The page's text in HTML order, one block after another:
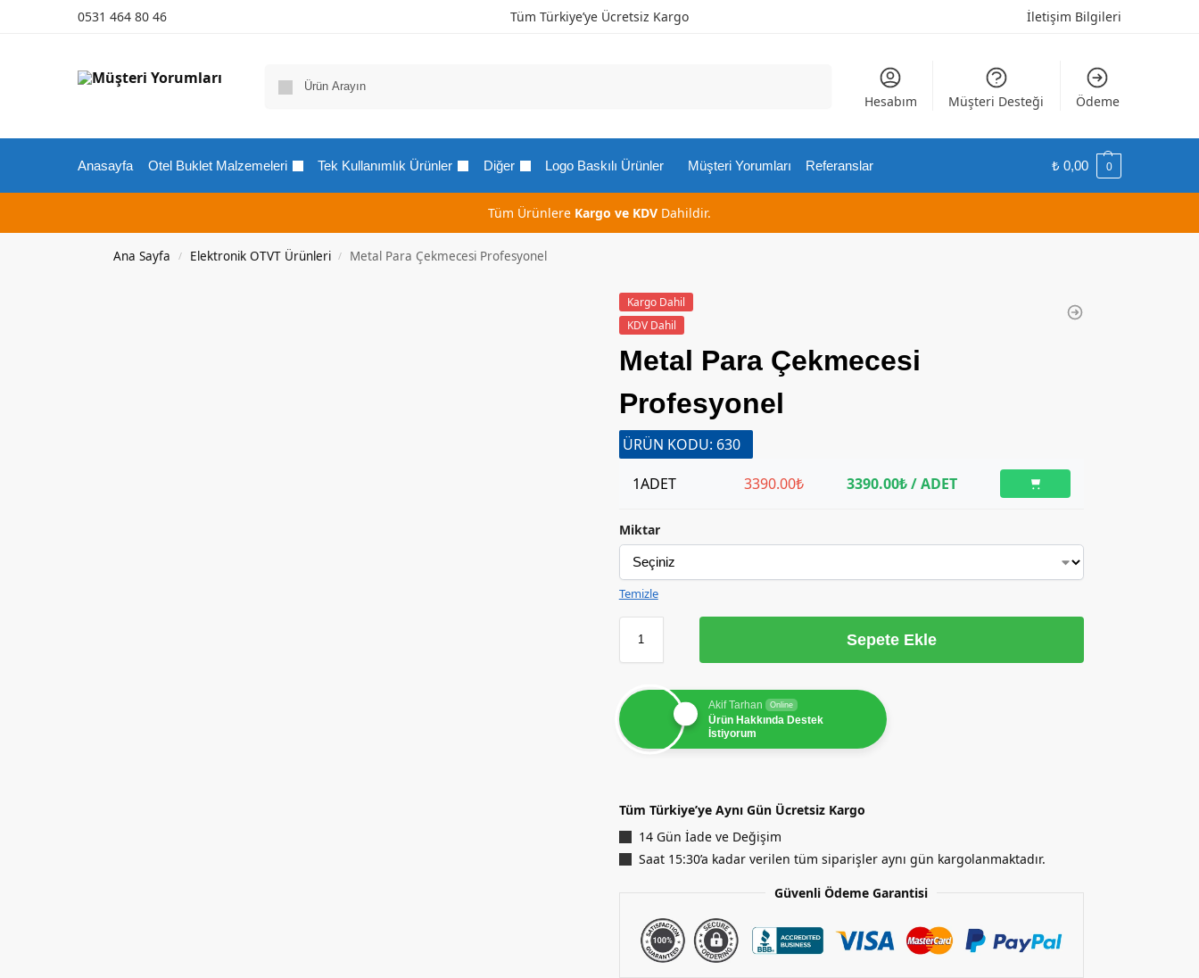
0531 464 80 46 Tüm Türkiye’ye Ücretsiz Kargo İletişim Bilgileri
Hesabım Müşteri Desteği Ödeme
Anasayfa Otel Buklet Malzemeleri Tek Kullanımlık Ürünler Diğer Logo Baskılı Ürünler Müşteri Yorumları Referanslar ₺ 0,00 0
Tüm Ürünlere Kargo ve KDV Dahildir.
Ana Sayfa / Elektronik OTVT Ürünleri / Metal Para Çekmecesi Profesyonel
Kargo Dahil
KDV Dahil
Metal Para Çekmecesi
Profesyonel
ÜRÜN KODU: 630
1ADET 3390.00₺ 3390.00₺/ ADET
Miktar
Temizle
Sepete Ekle
Akif Tarhan Online
Ürün Hakkında Destek
İstiyorum
Tüm Türkiye’ye Aynı Gün Ücretsiz Kargo
14 Gün İade ve Değişim
Saat 15:30’a kadar verilen tüm siparişler aynı gün kargolanmaktadır.
Güvenli Ödeme Garantisi